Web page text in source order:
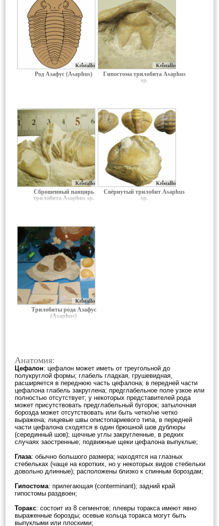
Род Азафус (Asaphus)
Гипостома трилобита Asaphus
sp.
Сброшенный панцирь
трилобита Asaphus sp.
Свёрнутый трилобит Asaphus
sp.
Трилобиты рода Азафус
(Asaphus)
Анатомия:
Цефалон: цефалон может иметь от треугольной до
полукруглой формы; глабель гладкая, грушевидная,
расширяется в переднюю часть цефалона; в передней части
цефалона глабель закруглена; предглабельное поле узкое или
полностью отсутствует; у некоторых представителей рода
может присутствовать предглабельный бугорок; затылочная
борозда может отсутствовать или быть четко/не четко
выражена; лицевые швы опистопариевого типа, в передней
части цефалона сходятся в один брюшной шов дублюры
(серединный шов); щечные углы закругленные, в редких
случаях заостренные; подвижные щеки цефалона выпуклые;
Глаза: обычно большого размера; находятся на глазных
стебельках (чаще на коротких, но у некоторых видов стебельки
довольно длинные); расположены близко к спинным бороздам;
Гипостома: прилегающая (conterminant); задний край
гипостомы раздвоен;
Торакс: состоит из 8 сегментов; плевры торакса имеют явно
выраженные борозды; осевые кольца торакса могут быть
выпуклыми или плоскими;